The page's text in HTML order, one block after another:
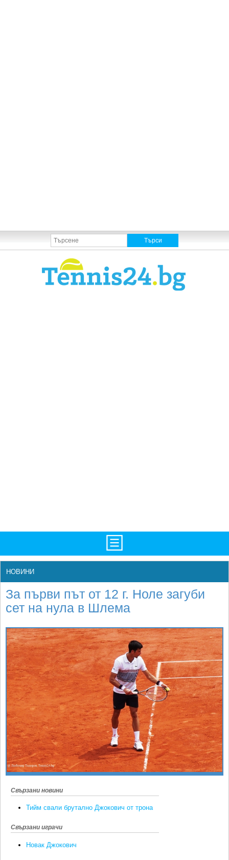
НОВИНИ
БГ
WTA
LIVE SCORES
ТУРНИРИ
SOFIA OPEN
КЛУБОВЕ
БЛОГ
ВИДЕО
ЖЪЛТО
Фотогалерии
Рекорди/Статистика
Екипировка
Любопитно
Истории
Ретро
Спорт&Фитнес
Други
Любители
НОВИНИ
За първи път от 12 г. Ноле загуби
сет на нула в Шлема
Свързани новини
Тийм свали брутално Джокович от трона
Свързани играчи
Новак Джокович